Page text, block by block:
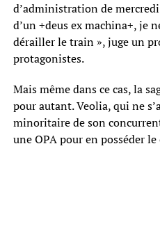
d’administration de
d’un +deus ex machina+, je
dérailler le train », juge un
protagonistes.
Mais même dans ce cas, la
pour autant. Veolia, qui ne
minoritaire de son
une OPA pour en posséder